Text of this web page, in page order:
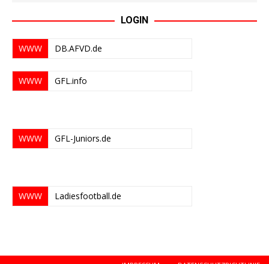
LOGIN
WWW DB.AFVD.de
WWW GFL.info
WWW GFL-Juniors.de
WWW Ladiesfootball.de